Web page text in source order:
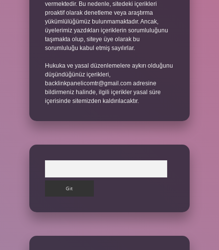
vermektedir. Bu nedenle, sitedeki içerikleri
proaktif olarak denetleme veya araştırma
yükümlülüğümüz bulunmamaktadır. Ancak,
üyelerimiz yazdıkları içeriklerin sorumluluğunu
taşımakta olup, siteye üye olarak bu
sorumluluğu kabul etmiş sayılırlar.
Hukuka ve yasal düzenlemelere aykırı olduğunu
düşündüğünüz içerikleri,
backlinkpanelicomtr@gmail.com adresine
bildirmeniz halinde, ilgili içerikler yasal süre
içerisinde sitemizden kaldırılacaktır.